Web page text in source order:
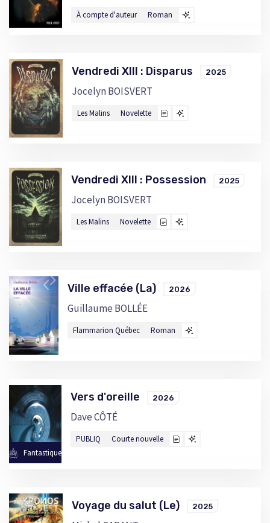
À compte d'auteur Roman
Vendredi XIII : Disparus 2025
Jocelyn BOISVERT
Les Malins Novelette
Vendredi XIII : Possession 2025
Jocelyn BOISVERT
Les Malins Novelette
Ville effacée (La) 2026
Guillaume BOLLÉE
Flammarion Québec Roman
Fantastique
Vers d'oreille 2026
Dave CÔTÉ
PUBLIQ Courte nouvelle
Voyage du salut (Le) 2025